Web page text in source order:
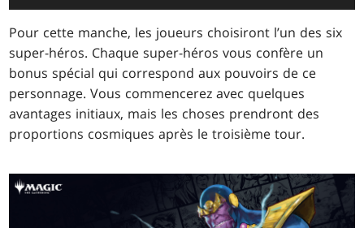
Pour cette manche, les joueurs choisiront l’un des six
super-héros. Chaque super-héros vous confère un
bonus spécial qui correspond aux pouvoirs de ce
personnage. Vous commencerez avec quelques
avantages initiaux, mais les choses prendront des
proportions cosmiques après le troisième tour.